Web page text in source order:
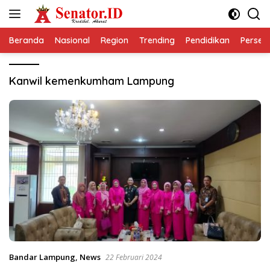
Beranda Nasional Region Trending Pendidikan
Kanwil kemenkumham Lampung
Bandar Lampung, News 22 Februari 2024